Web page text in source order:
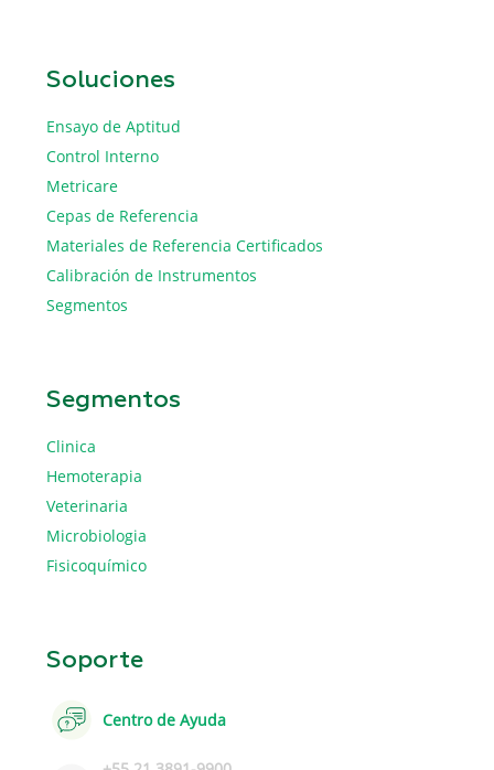
Soluciones
Ensayo de Aptitud
Control Interno
Metricare
Cepas de Referencia
Materiales de Referencia Certificados
Calibración de Instrumentos
Segmentos
Segmentos
Clinica
Hemoterapia
Veterinaria
Microbiologia
Fisicoquímico
Soporte
Centro de Ayuda